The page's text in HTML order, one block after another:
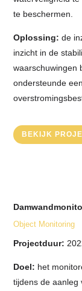
te beschermen.
Oplossing: de
inzicht in de
waarschuwingen
ondersteunde
BEKIJK
Object Monitoring
Projectduur:
Doel: het
tijdens de aanleg